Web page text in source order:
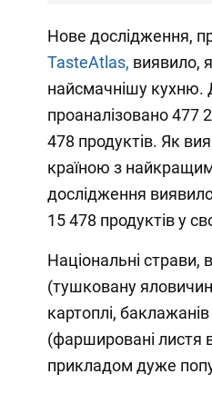
Нове дослідження,
TasteAtlas, виявило,
найсмачнішу кухню.
проаналізовано 477
478 продуктів. Як
країною з
дослідження
15 478 продуктів у
Національні
(тушковану
картоплі,
(фаршировані листя
прикладом дуже